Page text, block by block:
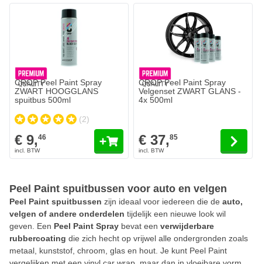
CROP Peel Paint Spray
ZWART HOOGGLANS
spuitbus 500ml
(2)
€ 9,46
CROP Peel Paint Spray
Velgenset ZWART GLANS -
4x 500ml
De prijs is afhankelijk van de
€ 37,85
Peel Paint spuitbussen voor auto en velgen
Peel Paint spuitbussen zijn ideaal voor iedereen die de auto,
velgen of andere onderdelen tijdelijk een nieuwe look wil
geven. Een Peel Paint Spray bevat een verwijderbare
rubbercoating die zich hecht op vrijwel alle ondergronden zoals
metaal, kunststof, chroom, glas en hout. Je kunt Peel Paint